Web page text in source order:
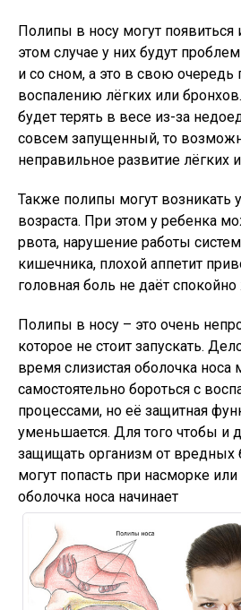
Полипы в носу могут появиться
этом случае у них будут
и со сном, а это в свою очередь
воспалению лёгких или
будет терять в весе из-за
совсем запущенный, то
неправильное развитие лёгких
Также полипы могут возникать
возраста. При этом у ребенка
рвота, нарушение работы
кишечника, плохой аппетит
головная боль не даёт спокойно
Полипы в носу – это очень
которое не стоит запускать.
время слизистая оболочка носа
самостоятельно бороться с
процессами, но её защитная
уменьшается. Для того чтобы и
защищать организм от вредных
могут попасть при насморке или
оболочка носа начинает